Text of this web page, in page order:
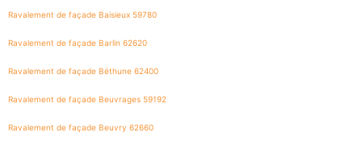
Ravalement de façade Baisieux 59780
Ravalement de façade Barlin 62620
Ravalement de façade Béthune 62400
Ravalement de façade Beuvrages 59192
Ravalement de façade Beuvry 62660